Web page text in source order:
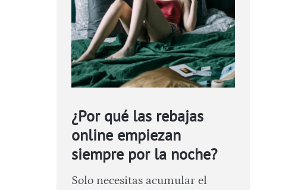
¿Por qué las rebajas
online empiezan
siempre por la noche?
Solo necesitas acumular el